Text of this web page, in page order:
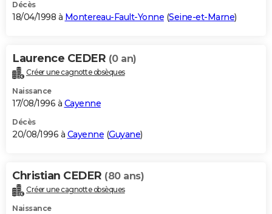
Décès
18/04/1998 à Montereau-Fault-Yonne (Seine-et-Marne)
Laurence CEDER (0 an)
Créer une cagnotte obsèques
Naissance
17/08/1996 à Cayenne
Décès
20/08/1996 à Cayenne (Guyane)
Christian CEDER (80 ans)
Créer une cagnotte obsèques
Naissance